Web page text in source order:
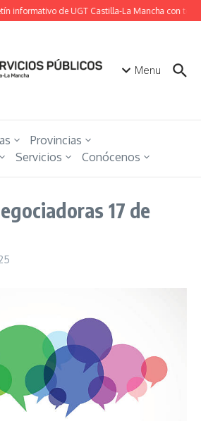
informativo de UGT Castilla-La Mancha con
Menu
Provincias
Servicios Conócenos
17 de